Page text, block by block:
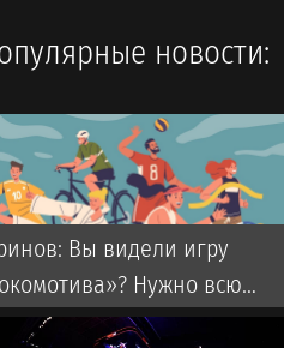
новости:
Вы видели игру
Нужно всю
усиливать